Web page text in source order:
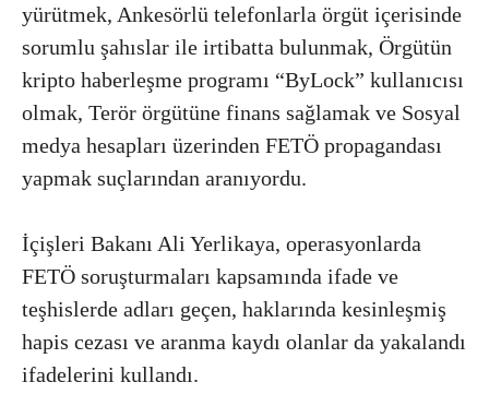
yürütmek, Ankesörlü telefonlarla örgüt içerisinde
sorumlu şahıslar ile irtibatta bulunmak, Örgütün
kripto haberleşme programı “ByLock” kullanıcısı
olmak, Terör örgütüne finans sağlamak ve Sosyal
medya hesapları üzerinden FETÖ propagandası
yapmak suçlarından aranıyordu.
İçişleri Bakanı Ali Yerlikaya, operasyonlarda
FETÖ soruşturmaları kapsamında ifade ve
teşhislerde adları geçen, haklarında kesinleşmiş
hapis cezası ve aranma kaydı olanlar da yakalandı
ifadelerini kullandı.